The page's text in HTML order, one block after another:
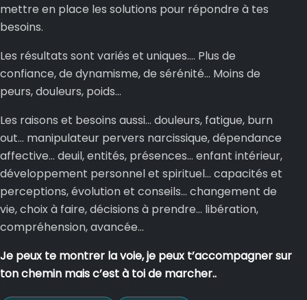
mettre en place les solutions pour répondre à tes
besoins.
Les résultats sont variés et uniques…. Plus de
confiance, de dynamisme, de sérénité… Moins de
peurs, douleurs, poids…
Les raisons et besoins aussi… douleurs, fatigue, burn
out… manipulateur pervers narcissique, dépendance
affective... deuil, entités, présences… enfant intérieur,
développement personnel et spirituel… capacités et
perceptions, évolution et conseils… changement de
vie, choix à faire, décisions à prendre… libération,
compréhension, avancée…
Je peux te montrer la voie, je peux t’accompagner sur
ton chemin mais c’est à toi de marcher..